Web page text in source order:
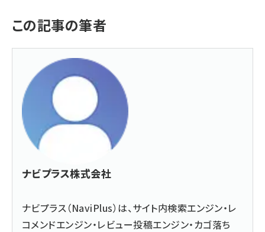
この記事の筆者
ナビプラス株式会社
ナビプラス（NaviPlus）は、サイト内検索エンジン・レ
コメンドエンジン・レビュー投稿エンジン・カゴ落ち